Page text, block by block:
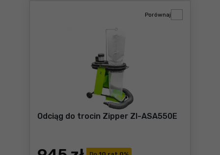
Odciąg do trocin Zipper ZI-ASA550E
Porównaj